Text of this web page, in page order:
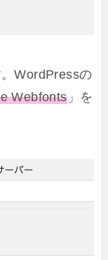
WordPressの
Webfonts」を